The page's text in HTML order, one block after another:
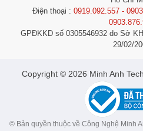
dụng hoàn hảo hơn.
Để được hỗ trợ tư vấn hãy
Điện thoại : 0919.092.557 -
GPĐKKD số 0305546932 do Sở
29/02/
​​​​​​Copyright © 2026 Minh Anh
© Bản quyền thuộc về Công Nghệ Minh